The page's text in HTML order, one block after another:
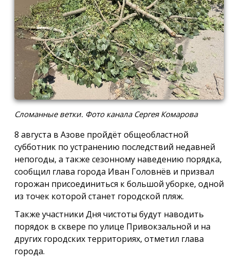
Сломанные ветки. Фото канала Сергея Комарова
8 августа в Азове пройдёт общеобластной
субботник по устранению последствий недавней
непогоды, а также сезонному наведению порядка,
сообщил глава города Иван Головнёв и призвал
горожан присоединиться к большой уборке, одной
из точек которой станет городской пляж.
Также участники Дня чистоты будут наводить
порядок в сквере по улице Привокзальной и на
других городских территориях, отметил глава
города.